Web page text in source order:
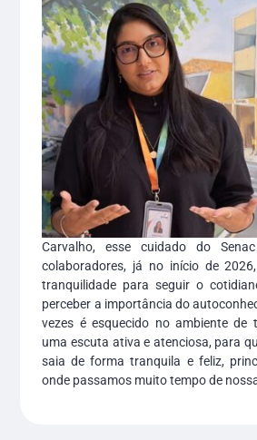
Carvalho, esse cuidado do
colaboradores, já no início de
tranquilidade para seguir o
perceber a importância do
vezes é esquecido no ambiente de
uma escuta ativa e atenciosa, para
saia de forma tranquila e feliz,
onde passamos muito tempo de